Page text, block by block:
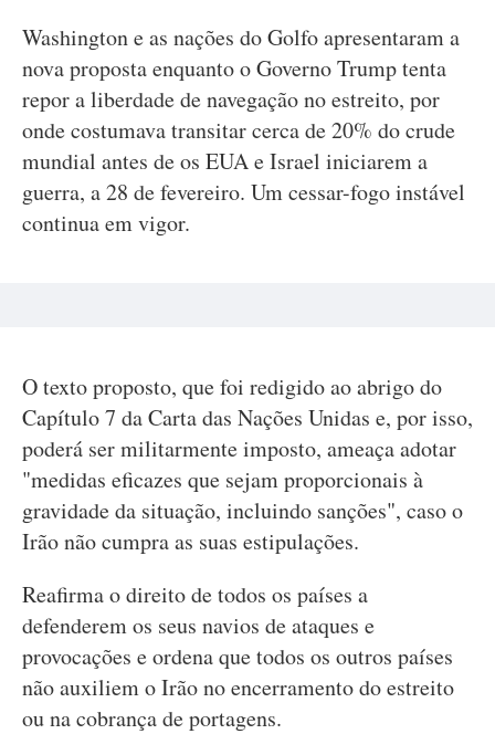
Washington e as nações do Golfo apresentaram a
nova proposta enquanto o Governo Trump tenta
repor a liberdade de navegação no estreito, por
onde costumava transitar cerca de 20% do crude
mundial antes de os EUA e Israel iniciarem a
guerra, a 28 de fevereiro. Um cessar-fogo instável
continua em vigor.
O texto proposto, que foi redigido ao abrigo do
Capítulo 7 da Carta das Nações Unidas e, por isso,
poderá ser militarmente imposto, ameaça adotar
"medidas eficazes que sejam proporcionais à
gravidade da situação, incluindo sanções", caso o
Irão não cumpra as suas estipulações.
Reafirma o direito de todos os países a
defenderem os seus navios de ataques e
provocações e ordena que todos os outros países
não auxiliem o Irão no encerramento do estreito
ou na cobrança de portagens.